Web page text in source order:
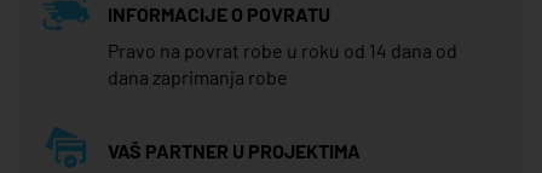
INFORMACIJE O POVRATU
Pravo na povrat robe u roku od 14 dana od
dana zaprimanja robe
VAŠ PARTNER U PROJEKTIMA